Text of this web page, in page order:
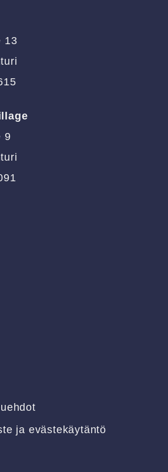
13
9
ja evästekäytäntö